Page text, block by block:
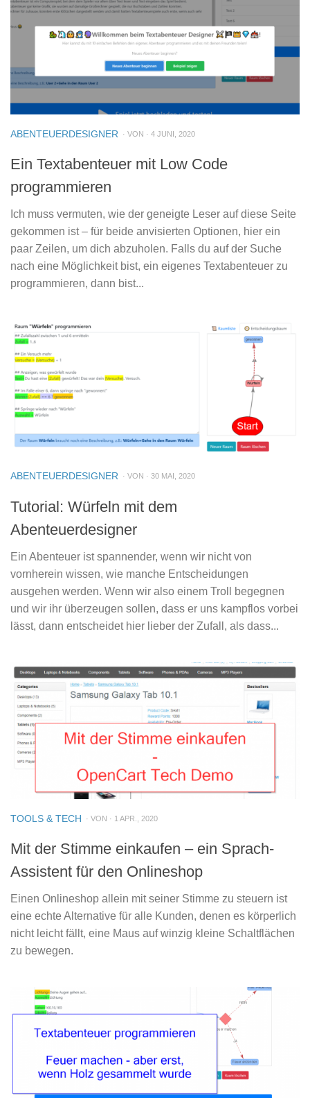
ABENTEUERDESIGNER · VON · 4 JUNI, 2020
Ein Textabenteuer mit Low Code
programmieren
Ich muss vermuten, wie der geneigte Leser auf diese Seite
gekommen ist – für beide anvisierten Optionen, hier ein
paar Zeilen, um dich abzuholen. Falls du auf der Suche
nach eine Möglichkeit bist, ein eigenes Textabenteuer zu
programmieren, dann bist...
ABENTEUERDESIGNER · VON · 30 MAI, 2020
Tutorial: Würfeln mit dem
Abenteuerdesigner
Ein Abenteuer ist spannender, wenn wir nicht von
vornherein wissen, wie manche Entscheidungen
ausgehen werden. Wenn wir also einem Troll begegnen
und wir ihr überzeugen sollen, dass er uns kampflos vorbei
lässt, dann entscheidet hier lieber der Zufall, als dass...
TOOLS & TECH · VON · 1 APR., 2020
Mit der Stimme einkaufen – ein Sprach-
Assistent für den Onlineshop
Einen Onlineshop allein mit seiner Stimme zu steuern ist
eine echte Alternative für alle Kunden, denen es körperlich
nicht leicht fällt, eine Maus auf winzig kleine Schaltflächen
zu bewegen.